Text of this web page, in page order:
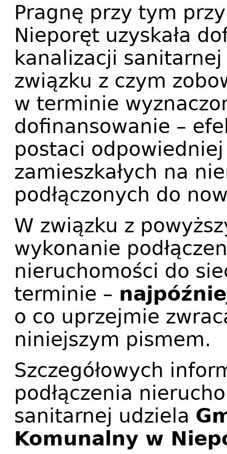
Pragnę przy tym
Nieporęt uzyskała
kanalizacji
związku z czym
w terminie
dofinansowanie –
postaci
zamieszkałych na
podłączonych do
W związku z
wykonanie
nieruchomości do
terminie –
o co uprzejmie
niniejszym pismem.
Szczegółowych
podłączenia
sanitarnej udziela
Komunalny w